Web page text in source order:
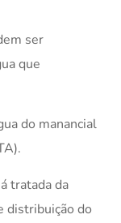
ser
que
do manancial
tratada da
distribuição do